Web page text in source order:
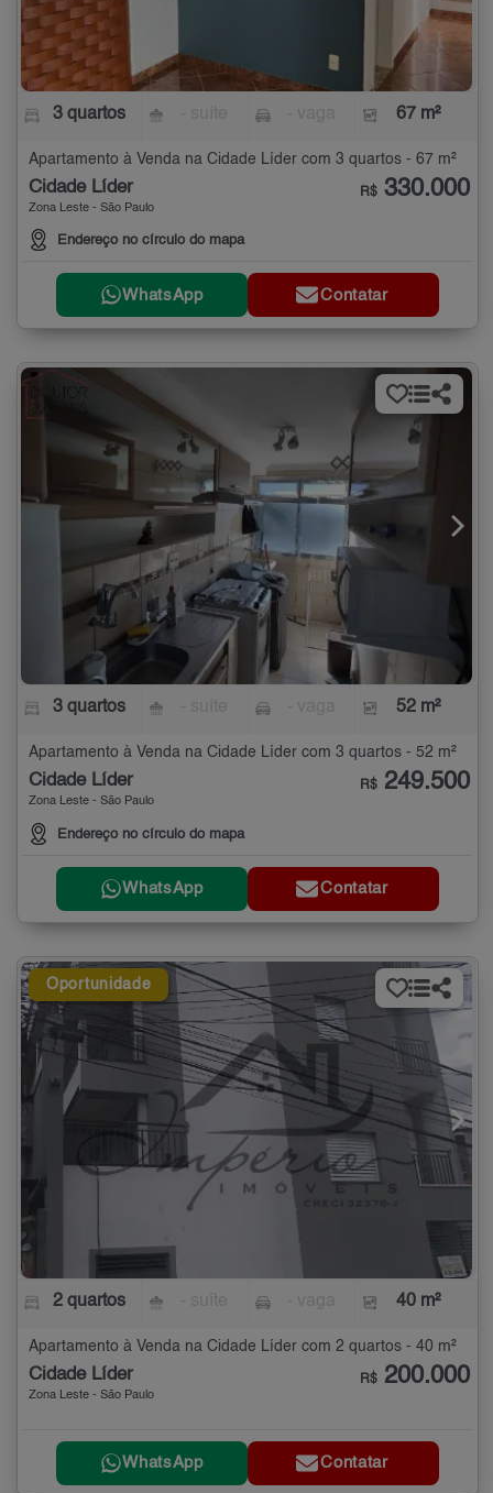
3 quartos 67 m²
Apartamento à Venda na Cidade Líder com 3 quartos - 67 m²
Cidade Líder
Zona Leste - São Paulo
Endereço no círculo do mapa
R$ 330.000
WhatsApp Contatar
3 quartos 52 m²
Apartamento à Venda na Cidade Líder com 3 quartos - 52 m²
Cidade Líder
Zona Leste - São Paulo
Endereço no círculo do mapa
R$ 249.500
WhatsApp Contatar
Oportunidade
2 quartos 40 m²
Apartamento à Venda na Cidade Líder com 2 quartos - 40 m²
Cidade Líder
Zona Leste - São Paulo
R$ 200.000
WhatsApp Contatar